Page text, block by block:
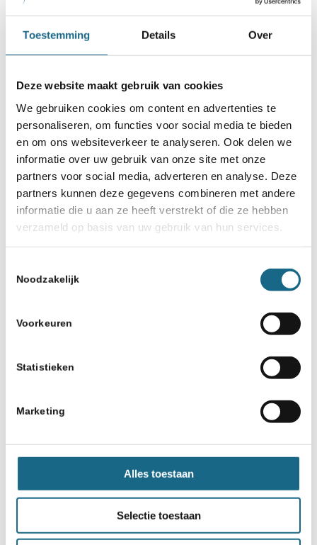
Toestemming Details Over
Deze website maakt gebruik van cookies
We gebruiken cookies om content en advertenties te
personaliseren, om functies voor social media te bieden
en om ons websiteverkeer te analyseren. Ook delen we
informatie over uw gebruik van onze site met onze
partners voor social media, adverteren en analyse. Deze
partners kunnen deze gegevens combineren met andere
informatie die u aan ze heeft verstrekt of die ze hebben
verzameld op basis van uw gebruik van hun services.
Noodzakelijk
Voorkeuren
Statistieken
Marketing
Alles toestaan
Selectie toestaan